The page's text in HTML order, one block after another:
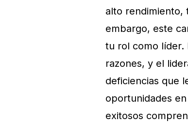
alto rendimiento,
embargo, este
tu rol como líder.
razones, y el
deficiencias que
oportunidades
exitosos